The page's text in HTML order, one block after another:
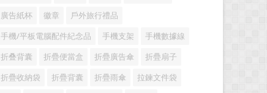
廣告紙杯 徽章 戶外旅行禮品
手機/平板電腦配件紀念品 手機支架 手機數據線
折叠背囊 折疊便當盒 折疊廣告傘 折疊扇子
折疊收納袋 折疊背囊 折疊雨傘 拉鍊文件袋